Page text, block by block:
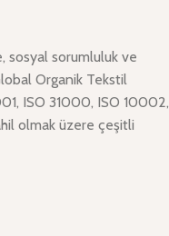
sosyal sorumluluk ve
Organik Tekstil
ISO 31000, ISO 10002,
olmak üzere çeşitli